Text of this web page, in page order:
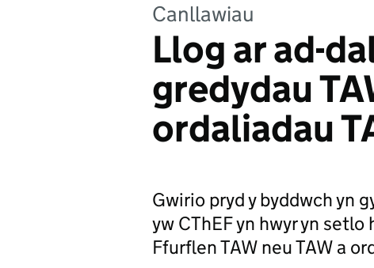
Canllawiau
Llog ar ad-
gredydau
ordaliadau
Gwirio pryd y byddwch yn
yw CThEF yn hwyr yn
Ffurflen TAW neu TAW a